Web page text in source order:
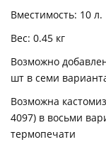
Вместимость: 10 л.
Вес: 0.45 кг
Возможно
шт в семи
Возможна
4097) в восьми
термопечати